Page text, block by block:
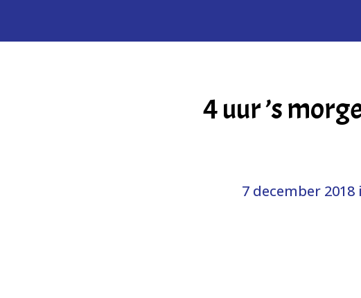
4 uur ’s
7 december 2018